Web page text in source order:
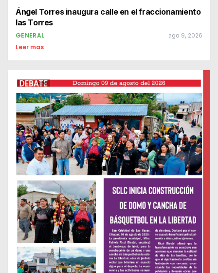
Ángel Torres inaugura calle en el fraccionamiento
las Torres
GENERAL ago 9, 2026
Leer mas